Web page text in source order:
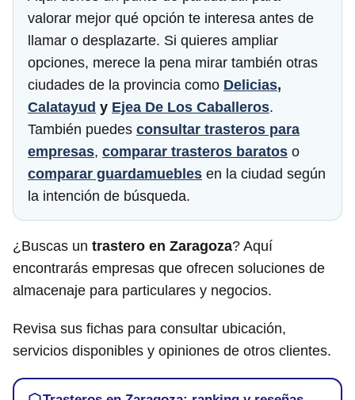
valorar mejor qué opción te interesa antes de
llamar o desplazarte. Si quieres ampliar
opciones, merece la pena mirar también otras
ciudades de la provincia como Delicias,
Calatayud y Ejea De Los Caballeros.
También puedes consultar trasteros para
empresas, comparar trasteros baratos o
comparar guardamuebles en la ciudad según
la intención de búsqueda.
¿Buscas un trastero en Zaragoza? Aquí
encontrarás empresas que ofrecen soluciones de
almacenaje para particulares y negocios.
Revisa sus fichas para consultar ubicación,
servicios disponibles y opiniones de otros clientes.